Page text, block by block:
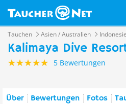
Tauchen Asien / Australien
Kalimaya Dive
5 Bewertungen
Über Bewertungen Fotos